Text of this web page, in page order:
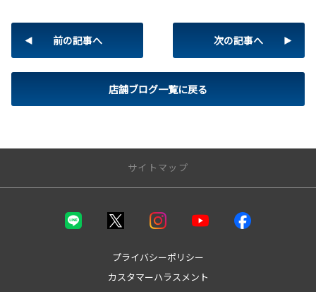
前の記事へ
店舗ブログ一覧に戻る
次の記事へ
サイトマップ
トップページ
プライバシーポリシー
カスタマーハラスメント